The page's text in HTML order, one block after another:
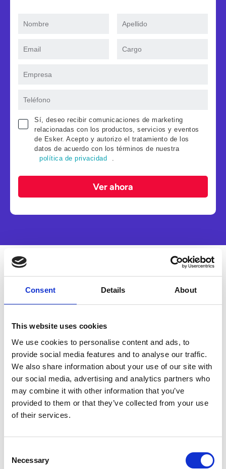
Consent Details About
This website uses cookies
We use cookies to personalise content and ads, to
provide social media features and to analyse our traffic.
We also share information about your use of our site with
our social media, advertising and analytics partners who
may combine it with other information that you’ve
provided to them or that they’ve collected from your use
of their services.
Selection
Necessary
Sí, deseo recibir comunicaciones de marketing
relacionadas con los productos, servicios y eventos
de Esker. Acepto y autorizo el tratamiento de los
datos de acuerdo con los términos de nuestra
política de privacidad
.
Ver ahora
¿Por qué ver esta demo
de la solución?
La automatización del sourcing se ha
convertido en una palanca clave para los
responsables de Finanzas y Compras que
buscan optimizar su estrategia de
adquisición. Al digitalizar y estructurar los
procesos, las organizaciones pueden
reforzar su capacidad negociadora, unificar
el gasto y acceder a mejores oportunidades
permite a los equipos de Compras —